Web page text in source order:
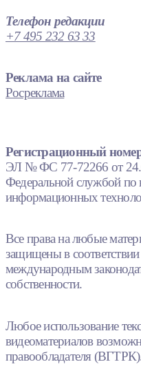
Телефон редакции
+7 495 232 63 33
Реклама на сайте
Росреклама
Регистрационный
ЭЛ № ФС 77-72266 от
Федеральной службой по
информационных
Все права на любые
защищены в
международным
собственности.
Любое использование
видеоматериалов
правообладателя